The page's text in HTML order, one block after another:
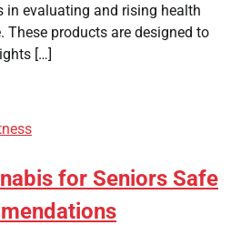
in evaluating and rising health
These products are designed to
[…]
for Seniors Safe